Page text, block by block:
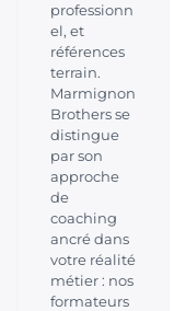
professionn
el, et
références
terrain.
Marmignon
Brothers se
distingue
par son
approche
de
coaching
ancré dans
votre réalité
métier : nos
formateurs